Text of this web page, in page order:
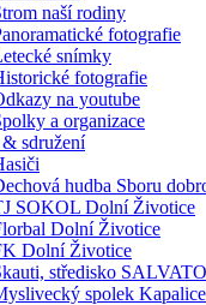
naší rodiny
fotografie
snímky
fotografie
na youtube
a organizace
sdružení
hudba Sboru
SOKOL Dolní Životice
Dolní Životice
Dolní Životice
středisko
spolek Kapalice